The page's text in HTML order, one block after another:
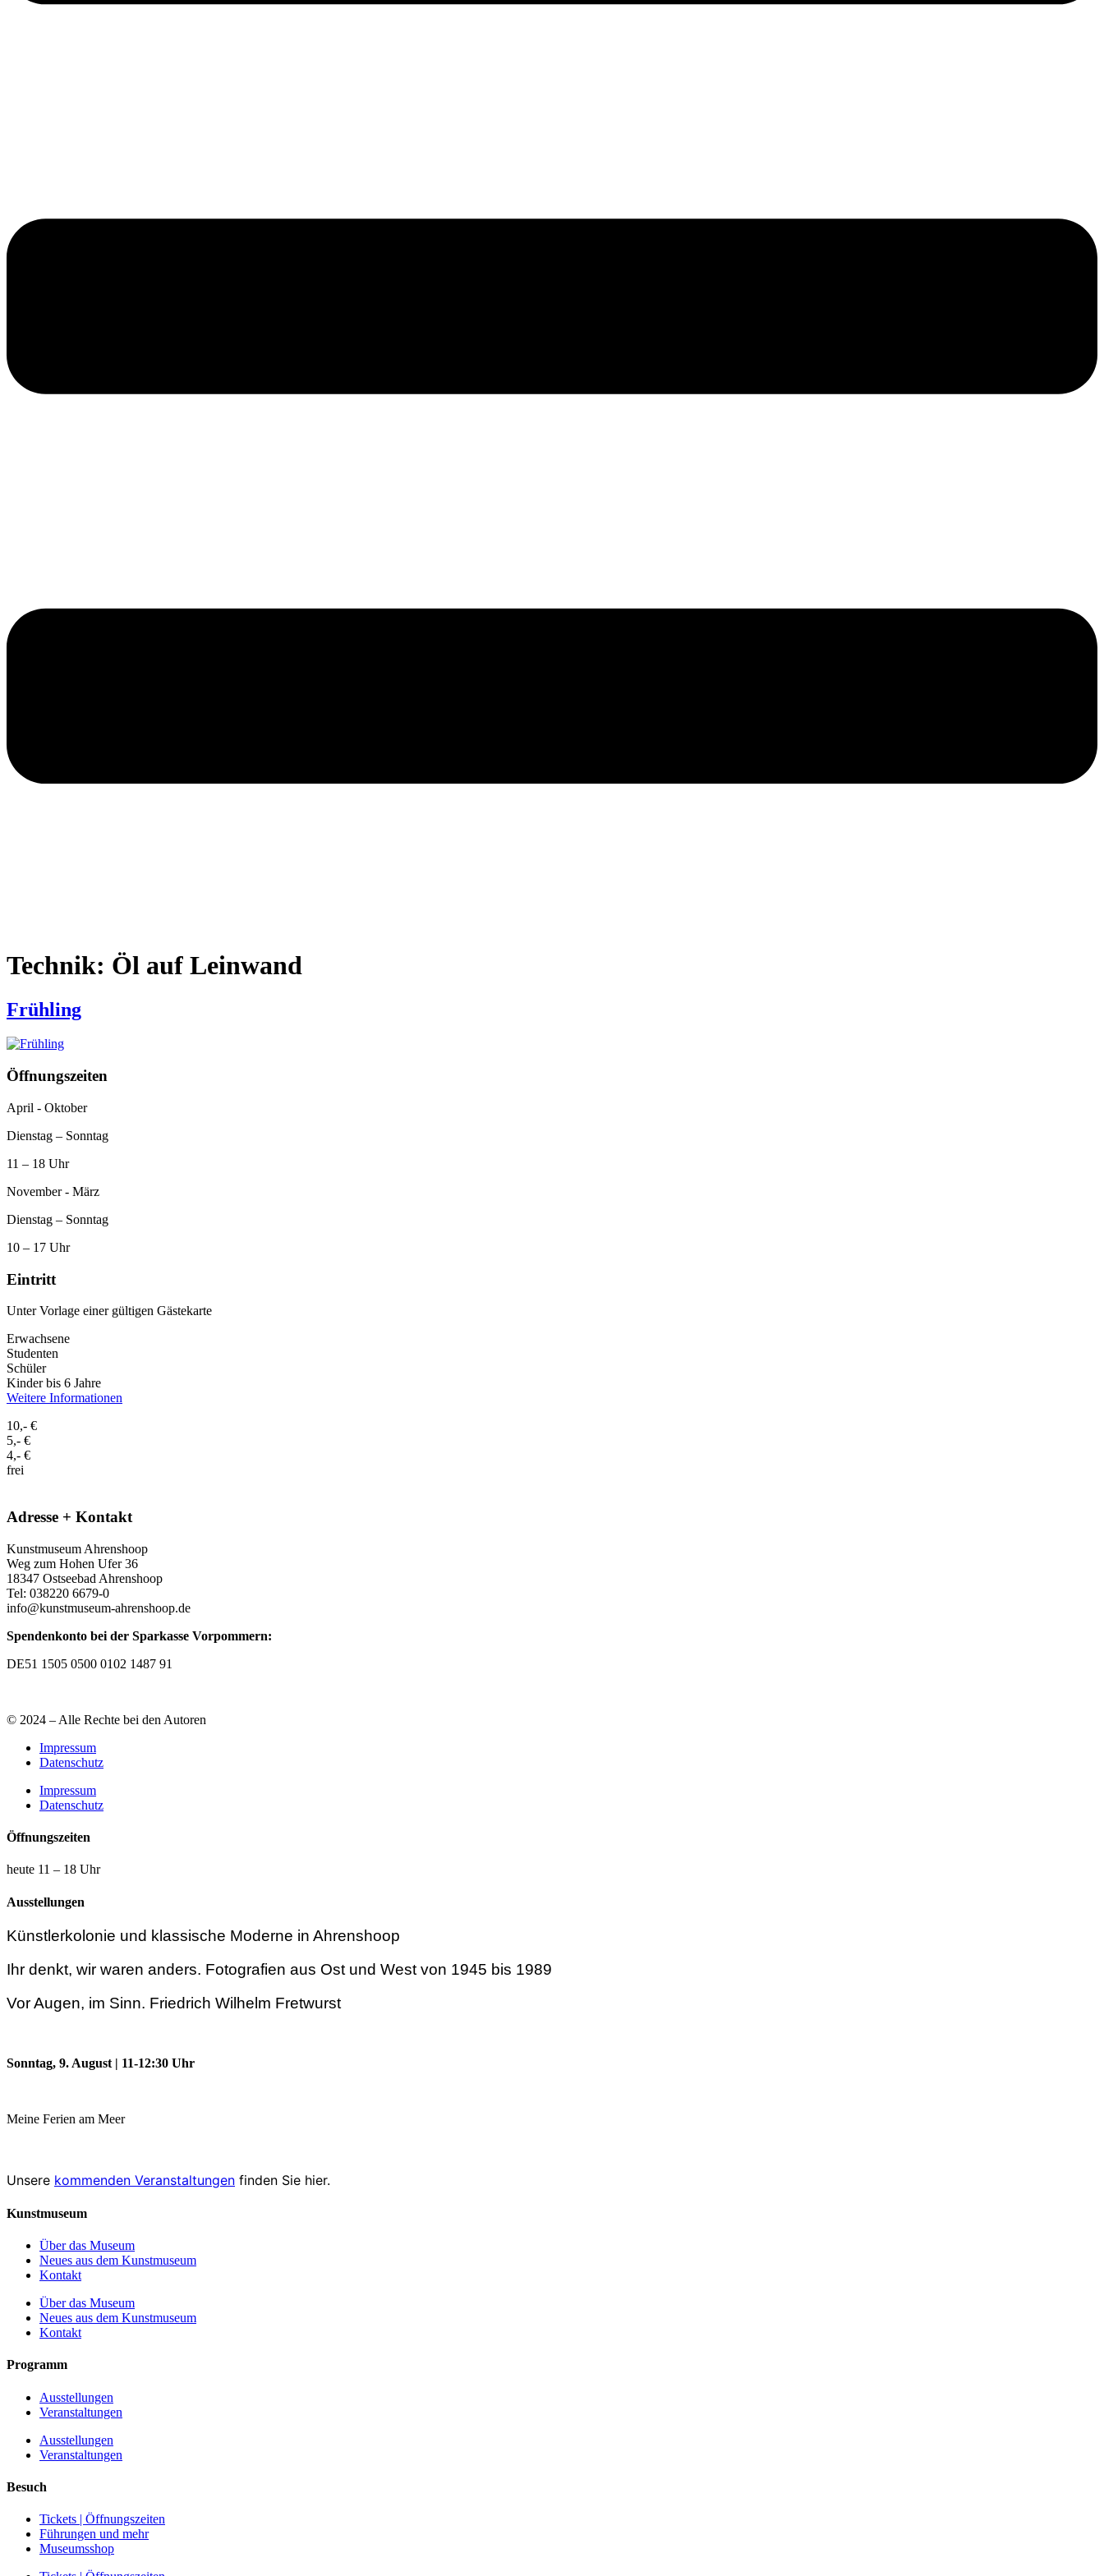
Technik: Öl auf Leinwand
Frühling
Öffnungszeiten
April - Oktober
Dienstag – Sonntag
11 – 18 Uhr
November - März
Dienstag – Sonntag
10 – 17 Uhr
Eintritt
Unter Vorlage einer gültigen Gästekarte
Erwachsene
Studenten
Schüler
Kinder bis 6 Jahre
Weitere Informationen
10,- €
5,- €
4,- €
frei
Adresse + Kontakt
Kunstmuseum Ahrenshoop
Weg zum Hohen Ufer 36
18347 Ostseebad Ahrenshoop
Tel: 038220 6679-0
info@kunstmuseum-ahrenshoop.de
Spendenkonto bei der Sparkasse Vorpommern:
DE51 1505 0500 0102 1487 91
© 2024 – Alle Rechte bei den Autoren
Impressum
Datenschutz
Impressum
Datenschutz
Öffnungszeiten
heute 11 – 18 Uhr
Ausstellungen
Künstlerkolonie und klassische Moderne in Ahrenshoop
Ihr denkt, wir waren anders. Fotografien aus Ost und West von 1945 bis 1989
Vor Augen, im Sinn. Friedrich Wilhelm Fretwurst
Sonntag, 9. August | 11-12:30 Uhr
Meine Ferien am Meer
Unsere kommenden Veranstaltungen finden Sie hier.
Kunstmuseum
Über das Museum
Neues aus dem Kunstmuseum
Kontakt
Über das Museum
Neues aus dem Kunstmuseum
Kontakt
Programm
Ausstellungen
Veranstaltungen
Ausstellungen
Veranstaltungen
Besuch
Tickets | Öffnungszeiten
Führungen und mehr
Museumsshop